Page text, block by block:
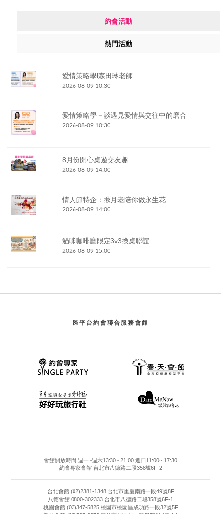
約會活動
熱門活動
愛情策略學l森田琳老師
2026-08-09 10:30
愛情策略學－談遇見愛情與交往中的磨合
2026-08-09 10:30
8月份開心桌遊交友趣
2026-08-09 14:00
情人節特企：揪月老陪你做永生花
2026-08-09 14:00
貓咪咖啡廳限定3v3換桌聯誼
2026-08-09 15:00
跨平台約會聯合服務會館
會館開放時間 週一~週六13:30~ 21:00 週日11:00~ 17:30
約會專家會館 台北市八德路二段358號6F-2
台北會館 (02)2381-1348 台北市重慶南路一段49號8F
八德會館 0800-302333 台北市八德路二段358號6F-1
桃園會館 (03)347-5825 桃園市桃園區成功路一段32號5F